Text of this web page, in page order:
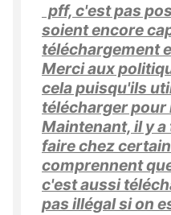
pff, c'est pas
soient encore
téléchargement
Merci aux
cela puisqu'ils
télécharger pour
Maintenant, il y
faire chez
comprennent
c'est aussi
pas illégal si on